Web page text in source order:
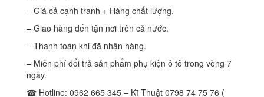
– Giá cả cạnh tranh + Hàng chất lượng.
– Giao hàng đến tận nơi trên cả nước.
– Thanh toán khi đã nhận hàng.
– Miễn phí đổi trả sản phẩm phụ kiện ô tô trong vòng 7
ngày.
☎ Hotline: 0962 665 345 – Kĩ Thuật 0798 74 75 76 (